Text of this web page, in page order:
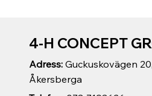
Adress: Guckuskovägen
Åkersberga
4-H CONCEPT